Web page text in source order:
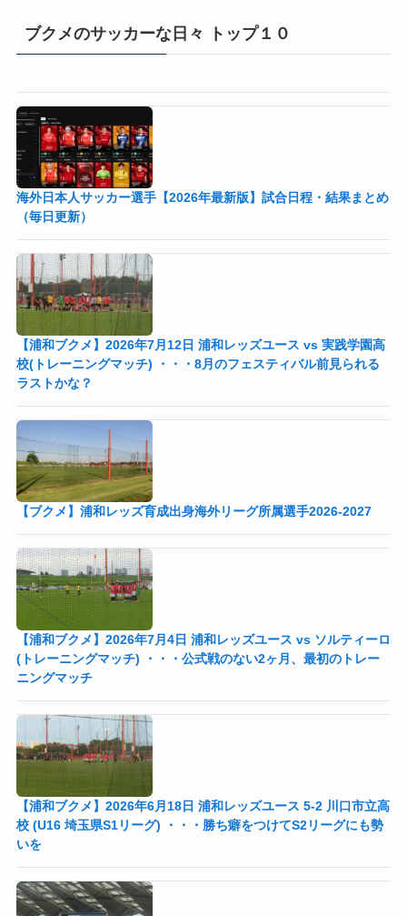
ブクメのサッカーな日々 トップ１０
海外日本人サッカー選手【2026年最新版】試合日程・結果まとめ
（毎日更新）
【浦和ブクメ】2026年7月12日 浦和レッズユース vs 実践学園高
校(トレーニングマッチ) ・・・8月のフェスティバル前見られる
ラストかな？
【ブクメ】浦和レッズ育成出身海外リーグ所属選手2026-2027
【浦和ブクメ】2026年7月4日 浦和レッズユース vs ソルティーロ
(トレーニングマッチ) ・・・公式戦のない2ヶ月、最初のトレー
ニングマッチ
【浦和ブクメ】2026年6月18日 浦和レッズユース 5-2 川口市立高
校 (U16 埼玉県S1リーグ) ・・・勝ち癖をつけてS2リーグにも勢
いを